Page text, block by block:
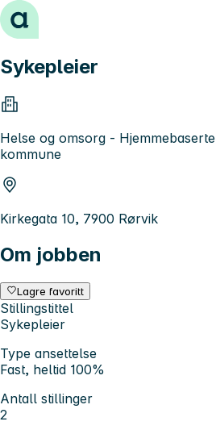
Hopp til innhold
Sykepleier
Helse og omsorg -
kommune
Kirkegata 10, 7900 Rørvik
Om jobben
Lagre favoritt
Stillingstittel
Sykepleier
Type ansettelse
Fast, heltid 100%
Antall stillinger
2